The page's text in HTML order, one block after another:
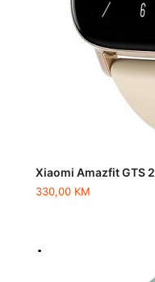
Xiaomi Amazfit GTS 2
330,00 KM